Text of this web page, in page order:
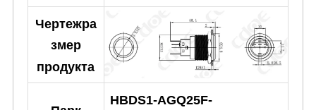
Чертежра
змер
продукта
HBDS1-AGQ25F-